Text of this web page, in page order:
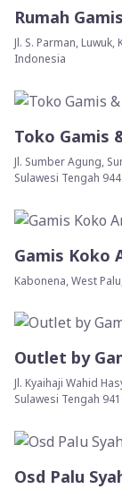
Rumah
Jl. S. Parman,
Indonesia
Toko Gamis
Jl. Sumber Agung,
Sulawesi Tengah
Gamis Koko
Kabonena, West
Outlet by
Jl. Kyaihaji Wahid
Sulawesi Tengah
Osd Palu